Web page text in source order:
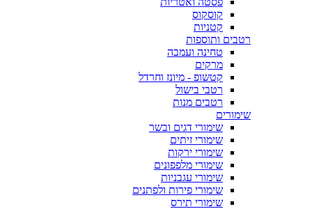
קוסקוס
קטניות
רטבים ותוספות
טחינה ועמבה
מרקים
קטשופ - מיונז וחרדל
רטבי בישול
רטבים מנות
שימורים
שימורי דגים ובשר
שימורי זיתים
שימורי ירקות
שימורי מלפפונים
שימורי עגבניות
שימורי פירות ולפתנים
שימורי תירס